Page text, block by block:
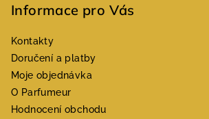
Informace pro Vás
Kontakty
Doručení a platby
Moje objednávka
O Parfumeur
Hodnocení obchodu